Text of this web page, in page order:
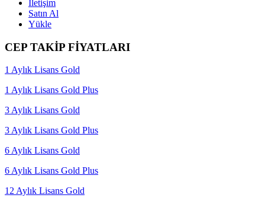
İletişim
Satın Al
Yükle
CEP TAKİP FİYATLARI
1 Aylık Lisans Gold
1 Aylık Lisans Gold Plus
3 Aylık Lisans Gold
3 Aylık Lisans Gold Plus
6 Aylık Lisans Gold
6 Aylık Lisans Gold Plus
12 Aylık Lisans Gold